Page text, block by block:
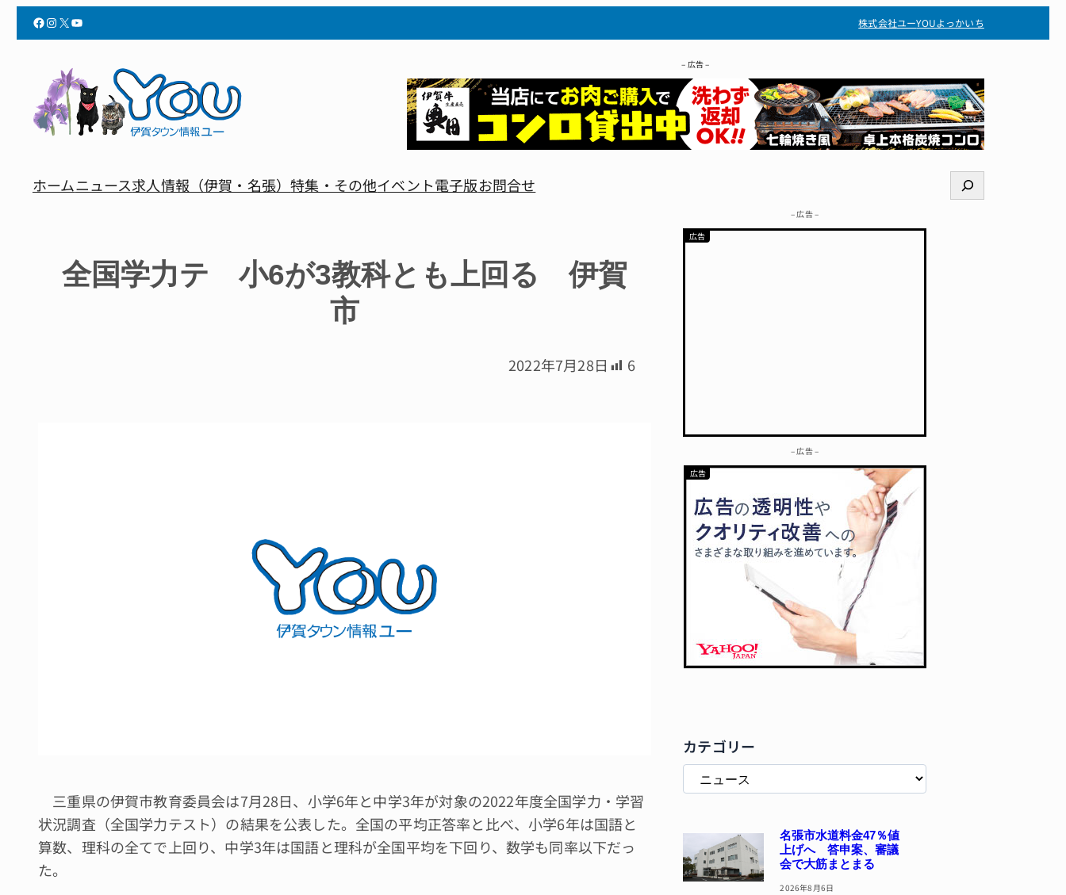
Facebook InstagramX YouTube 株式会社ユーYOUよっかいち
– 広告 –
ホームニュース求人情報（伊賀・名張）特集・その他イベント電子版お問合せ
検
索
全国学力テ 小6が3教科とも上回る 伊賀
市
2022年7月28日 6
三重県の伊賀市教育委員会は7月28日、小学6年と中学3年が対象の2022年度全国学力・学習
状況調査（全国学力テスト）の結果を公表した。全国の平均正答率と比べ、小学6年は国語と
算数、理科の全てで上回り、中学3年は国語と理科が全国平均を下回り、数学も同率以下だっ
た。
– 広告 –
– 広告 –
カテゴリー
名張市水道料金47％値
上げへ 答申案、審議
会で大筋まとまる
2026年8月6日